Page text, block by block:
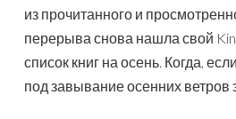
из прочитанного и
перерыва снова нашла свой
список книг на осень. Когда,
под завывание осенних ветров